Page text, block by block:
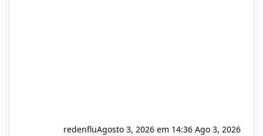
redenfluAgosto 3, 2026 em 14:36 Ago 3, 2026